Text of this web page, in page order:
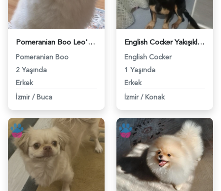
Pomeranian Boo Leo'ya Eş Arıyorum - 118984191
Pomeranian Boo
2 Yaşında
Erkek
İzmir / Buca
English Cocker Yakışıklı Oğluma Eş Arıyorum - 118984194
English Cocker
1 Yaşında
Erkek
İzmir / Konak